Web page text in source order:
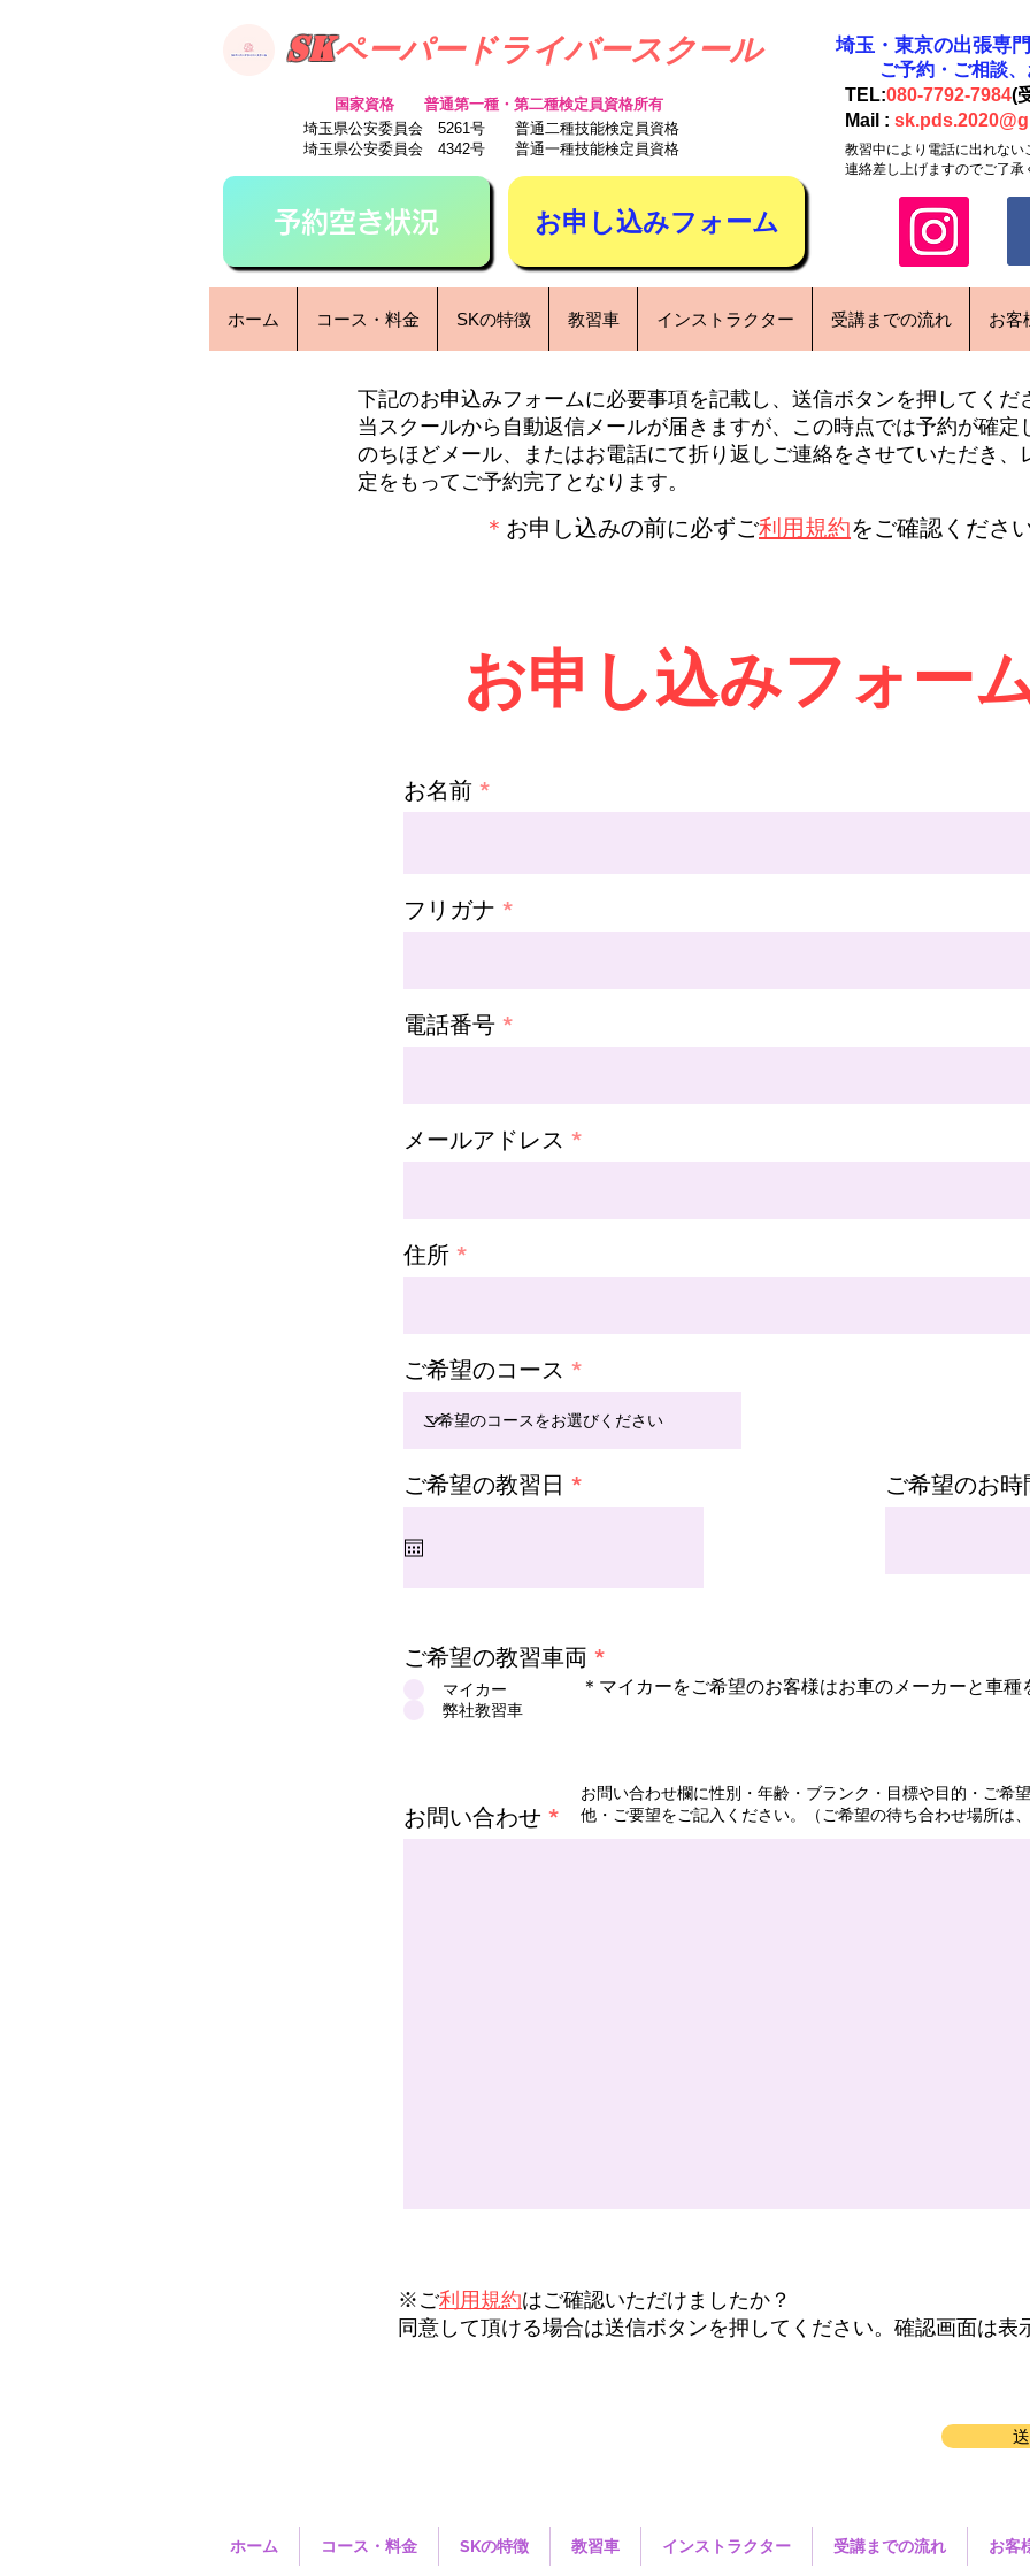
SKペーパードライバースクール
​国家資格 普通第一種・第二種検定員資格所有
​埼玉県公安委員会 5261号 普通二種技能検定員資格
​埼玉県公安委員会 4342号 普通一種技能検定員資格
予約空き状況 お申し込みフォーム
​埼玉・東京の出張専門
ご予約・ご相談
TEL:080-7792-7984(
Mail :
教習中により電話に出れな
連絡差し上げますのでご了承
ホーム コース・料金 SKの特徴 教習車 インストラクター 受講までの流れ お客
下記のお申込みフォームに必要事項を記載し、送信ボタンを押してくだ
当スクールから自動返信メールが届きますが、この時点では予約が確定
のちほどメール、またはお電話にて折り返しご連絡をさせていただき、
定をもってご予約完了となります。
​＊ お申し込みの前に必ずご利用規約をご確認くださ
お申し込みフォー
お名前
フリガナ
電話番号
メールアドレス
住所
ご希望のコース
ご希望の教習日 *r
d
ご希望のお時
ご希望の教習車両 *
マイカー
弊社教習車
＊マイカーをご希望のお客様はお車のメーカーと車
お問い合わせ
お問い合わせ欄に性別・年齢・ブランク・目標や目的・ご希
他・ご要望をご記入ください。​（ご希望の待ち合わせ場所は
※ご利用規約はご確認いただけましたか？
同意して頂ける場合は送信ボタンを押してください。確認画面は表
ホーム コース・料金 SKの特徴 教習車 インストラクター 受講までの流れ お客